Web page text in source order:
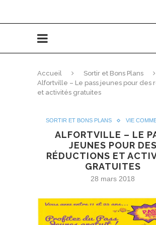
Accueil
Sortir et Bons Plans
Alfortville – Le pass jeunes pour des
et activités gratuites
SORTIR ET BONS PLANS VIE
ALFORTVILLE – LE
JEUNES POUR DES
RÉDUCTIONS ET
GRATUITES
28 mars 2018